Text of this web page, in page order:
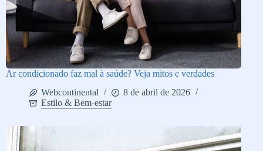
Ar condicionado faz mal à saúde? Veja mitos e verdades
Webcontinental
8 de abril de 2026
Estilo & Bem-estar